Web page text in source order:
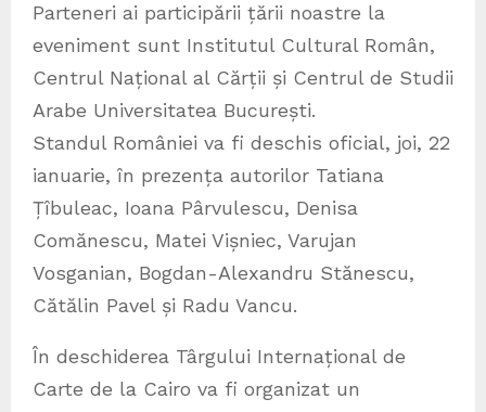
Parteneri ai participării țării noastre la
eveniment sunt Institutul Cultural Român,
Centrul Național al Cărții și Centrul de Studii
Arabe Universitatea București.
Standul României va fi deschis oficial, joi, 22
ianuarie, în prezența autorilor Tatiana
Țîbuleac, Ioana Pârvulescu, Denisa
Comănescu, Matei Vișniec, Varujan
Vosganian, Bogdan-Alexandru Stănescu,
Cătălin Pavel și Radu Vancu.
În deschiderea Târgului Internațional de
Carte de la Cairo va fi organizat un